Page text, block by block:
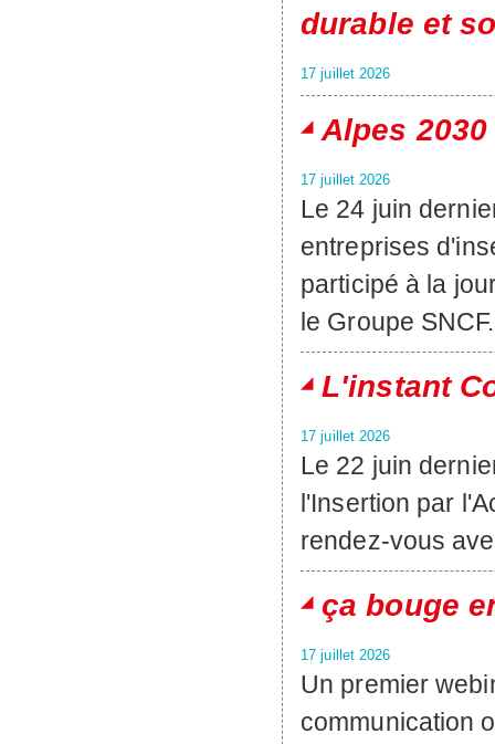
durable et
17 juillet 2026
Alpes
17 juillet 2026
Le 24 juin
entreprises
participé à la
le Groupe SNCF.
L'instant
17 juillet 2026
Le 22 juin
l'Insertion par
rendez-vous
ça bouge
17 juillet 2026
Un premier
communication